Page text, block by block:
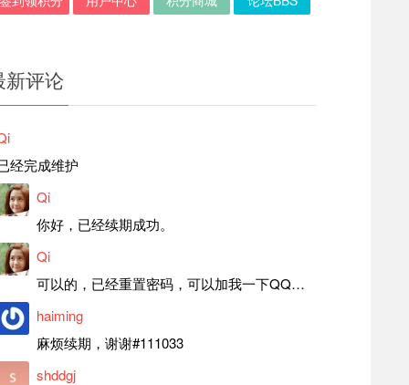
新评论
经完成维护
Qi
你好，已经续期成功。
Qi
可以的，已经重置密码，可以加我一下QQ，留言后我就发密码给你。
haiming
麻烦续期，谢谢#111033
shddgj